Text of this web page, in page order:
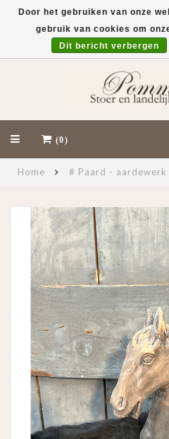
(0)
Home # Paard -
Door het gebruiken van onze
gebruik van cookies om
Dit bericht verbergen